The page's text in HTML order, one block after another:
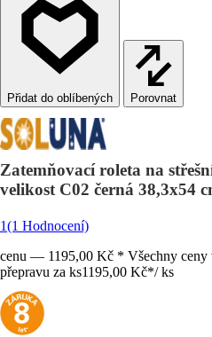
Porovnat
Zatemňovací roleta na
velikost C02 černá 38,3x54
1(1 Hodnocení)
cenu — 1195,00 Kč * Všechny ceny
přepravu za ks1195,00 Kč*/ ks